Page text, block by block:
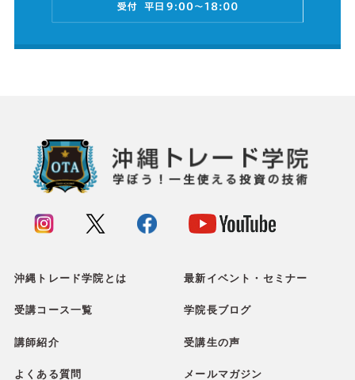
沖縄トレード学院とは 最新イベント・セミナー
受講コース一覧 学院長ブログ
講師紹介 受講生の声
よくある質問 メールマガジン